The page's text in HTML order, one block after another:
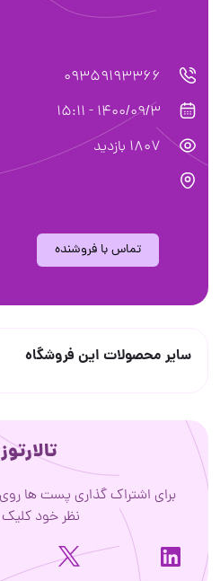
09359193366
1400/09/3 - 15:11
1807 بازدید
تماس با فروشنده
سایر محصولات این فروشگاه
برای اشتراک گذاری پست ها
نظر خود کلیک